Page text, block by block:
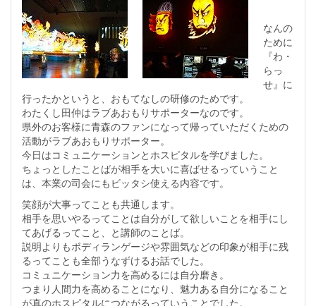
なんの
ために
『わ・
らっ
せ』に
行ったかというと、おもてなしの研修のためです。
わたくし田仲はラブあおもりサポーターなのです。
県外のお客様に青森のファンになって帰っていただくための
活動がラブあおもりサポーター。
今日はコミュニケーションとホスピタルを学びました。
ちょっとしたことばが相手を大いに喜ばせるっていうこと
は、本業の司会にもビッタシ使える内容です。
笑顔が大事ってことも共通します。
相手を思いやるってことは自分がして欲しいことを相手にし
てあげるってこと、と講師のことば。
説明よりもボディランゲージや雰囲気などの印象が相手に残
るってことも全部うなずけるお話でした。
コミュニケーション力を高めるには自分磨き。
つまり人間力を高めることになり、魅力ある自分になること
が真のホスピタルにつながるっていうことでした。